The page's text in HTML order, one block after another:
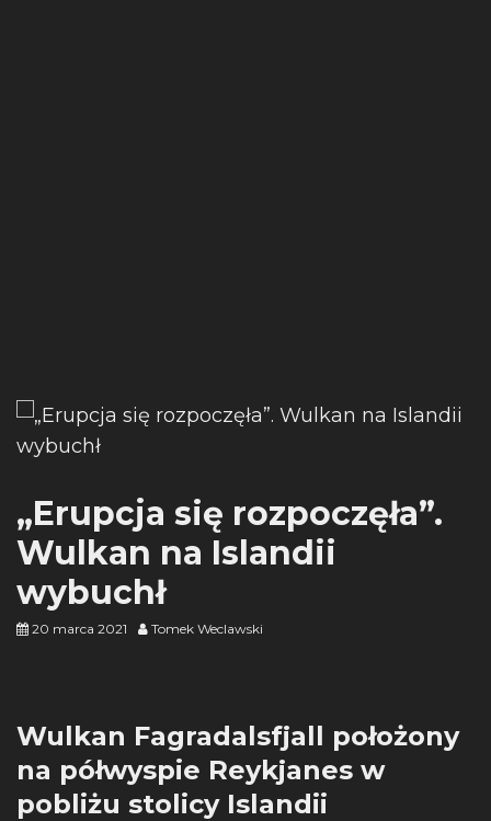
„Erupcja się rozpoczęła”.
Wulkan na Islandii
wybuchł
20 marca 2021 Tomek Weclawski
Wulkan Fagradalsfjall położony
na półwyspie Reykjanes w
pobliżu stolicy Islandii